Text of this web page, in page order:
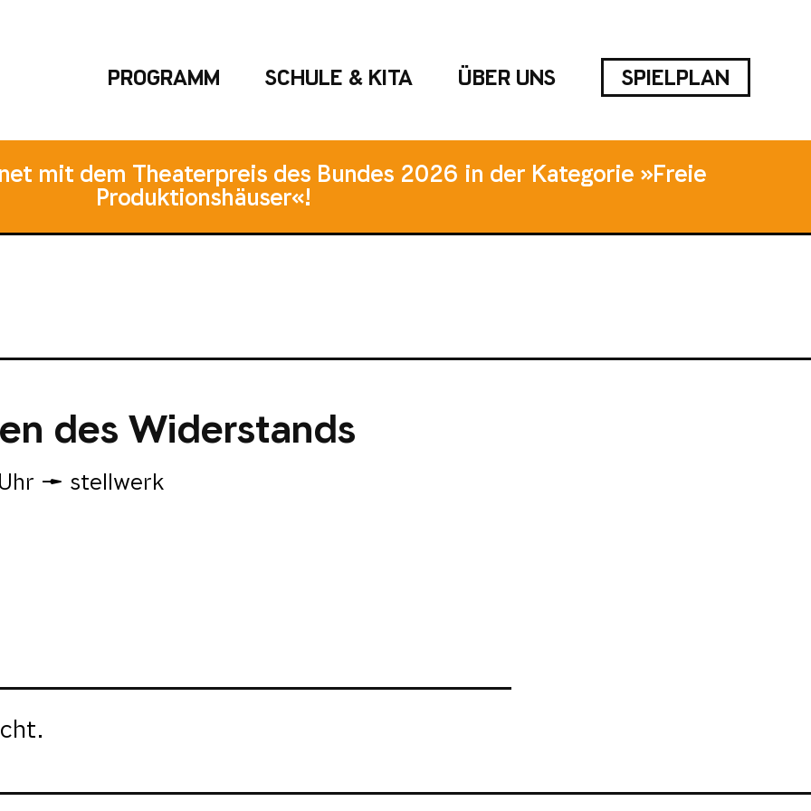
PROGRAMM SCHULE & KITA ÜBER UNS SPIELPLAN
mit dem Theaterpreis des Bundes 2026 in der Kategorie »Freie
Produktionshäuser«!
des Widerstands
stellwerk